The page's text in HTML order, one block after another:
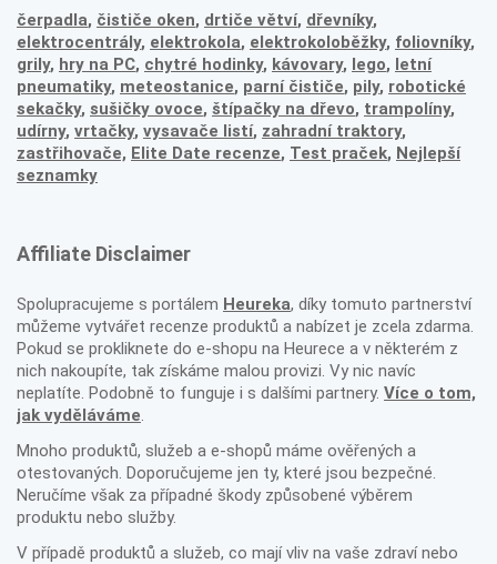
čerpadla, čističe oken, drtiče větví, dřevníky,
elektrocentrály, elektrokola, elektrokoloběžky, foliovníky,
grily, hry na PC, chytré hodinky, kávovary, lego, letní
pneumatiky, meteostanice, parní čističe, pily, robotické
sekačky, sušičky ovoce, štípačky na dřevo, trampolíny,
udírny, vrtačky, vysavače listí, zahradní traktory,
zastřihovače, Elite Date recenze, Test praček, Nejlepší
seznamky
Affiliate Disclaimer
Spolupracujeme s portálem Heureka, díky tomuto partnerství
můžeme vytvářet recenze produktů a nabízet je zcela zdarma.
Pokud se prokliknete do e-shopu na Heurece a v některém z
nich nakoupíte, tak získáme malou provizi. Vy nic navíc
neplatíte. Podobně to funguje i s dalšími partnery. Více o tom,
jak vyděláváme.
Mnoho produktů, služeb a e-shopů máme ověřených a
otestovaných. Doporučujeme jen ty, které jsou bezpečné.
Neručíme však za případné škody způsobené výběrem
produktu nebo služby.
V případě produktů a služeb, co mají vliv na vaše zdraví nebo